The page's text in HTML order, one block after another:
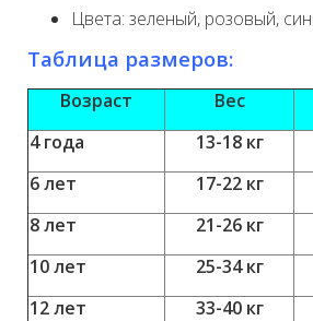
Цвета: зеленый, розовый,
Таблица размеров:
Возраст Вес
4 года
13-18 кг
6 лет
17-22 кг
8 лет
21-26 кг
10 лет
25-34 кг
12 лет
33-40 кг